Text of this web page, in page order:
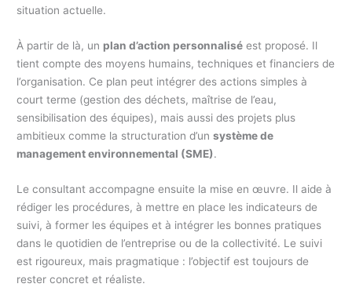
situation actuelle.
À partir de là, un plan d’action personnalisé est proposé. Il
tient compte des moyens humains, techniques et financiers de
l’organisation. Ce plan peut intégrer des actions simples à
court terme (gestion des déchets, maîtrise de l’eau,
sensibilisation des équipes), mais aussi des projets plus
ambitieux comme la structuration d’unsystème de
management environnemental (SME).
Le consultant accompagne ensuite la mise en œuvre. Il aide à
rédiger les procédures, à mettre en place les indicateurs de
suivi, à former les équipes et à intégrer les bonnes pratiques
dans le quotidien de l’entreprise ou de la collectivité. Le suivi
est rigoureux, mais pragmatique : l’objectif est toujours de
rester concret et réaliste.